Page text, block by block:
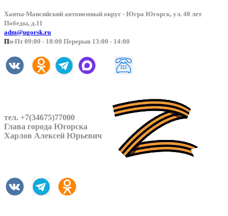
Ханты-Мансийский автономный округ - Югра Югорск, ул. 40 лет
Победы, д.11
adm@ugorsk.ru
Пн-Пт 09:00 - 18:00 Перерыв 13:00 - 14:00
тел. +7(34675)77000
Глава города Югорска
Харлов Алексей Юрьевич